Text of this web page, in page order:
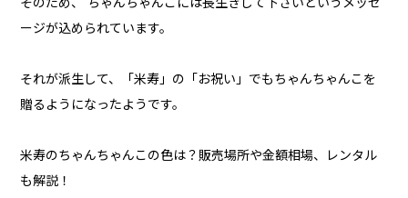
そのため、 ちゃんちゃんこには長生きして下さいというメッセ
ージが込められています。
それが派生して、「米寿」の「お祝い」でもちゃんちゃんこを
贈るようになったようです。
米寿のちゃんちゃんこの色は？販売場所や金額相場、レンタル
も解説！